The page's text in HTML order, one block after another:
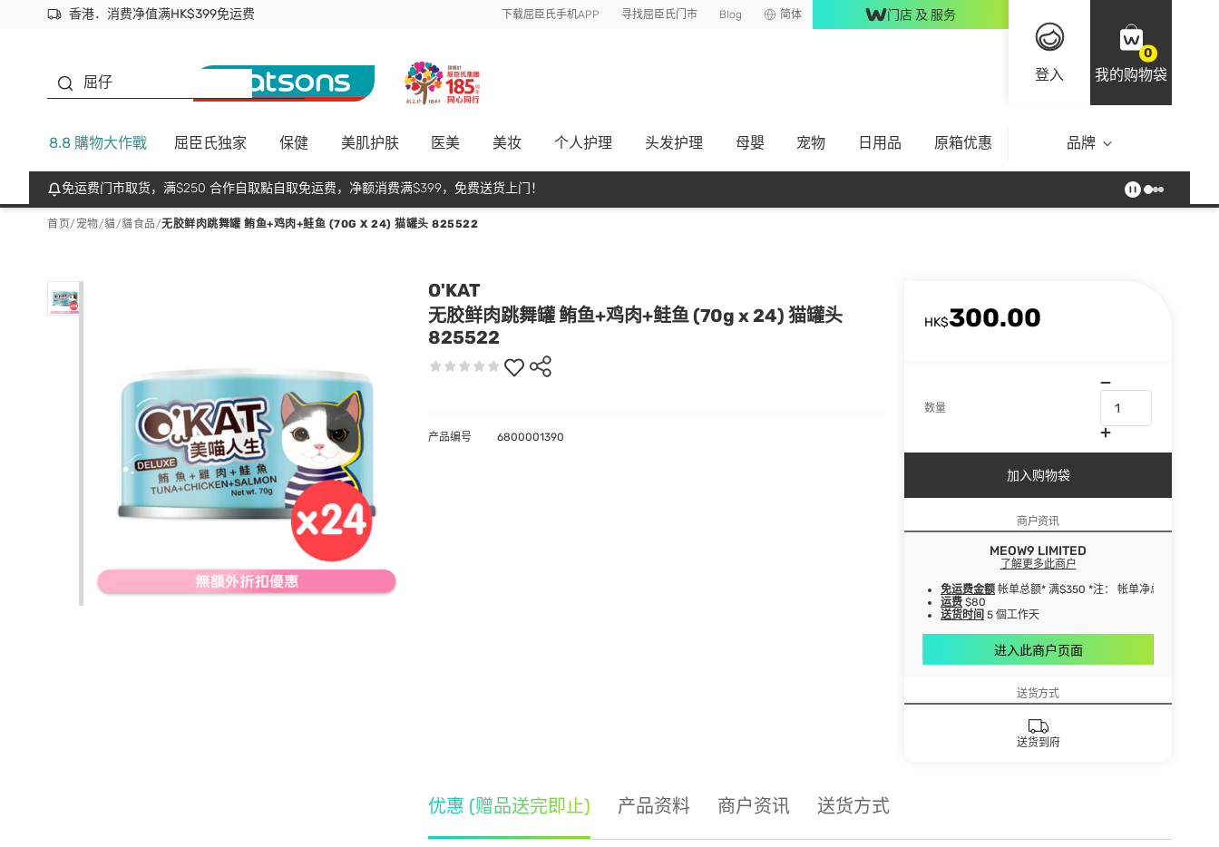
香港．消费净值满HK$399免运费
立即成为易赏钱会员尽享独家优惠
首次APP下单买满$450 输入 NEWAPP 即减$50 下载屈臣氏手机APP 寻找屈臣氏门市 Blog 简体 门店 及 服务
登入
0
我的购物袋
屈仔
8.8 購物大作戰 屈臣氏独家 保健 美肌护肤 医美 美妆 个人护理 头发护理 母嬰 宠物 日用品 原箱优惠 品牌
免运费门市取货，满$250 合作自取點自取免运费，净额消费满$399，免费送货上门！
首页/ 宠物/貓/貓食品/无胶鲜肉跳舞罐 鲔鱼+鸡肉+鲑鱼 (70G X 24) 猫罐头 825522
O'KAT
无胶鲜肉跳舞罐 鲔鱼+鸡肉+鲑鱼 (70g x 24) 猫罐头
825522
HK$300.00
数量
加入购物袋
商户资讯
MEOW9 LIMITED
了解更多此商户
免运费金额 帐单总额* 满$350 *注： 帐单净总额指扣除
运费 $80
送货时间 5 個工作天
进入此商户页面
送货方式
送货到府
产品编号 6800001390
优惠 (赠品送完即止) 产品资料 商户资讯 送货方式